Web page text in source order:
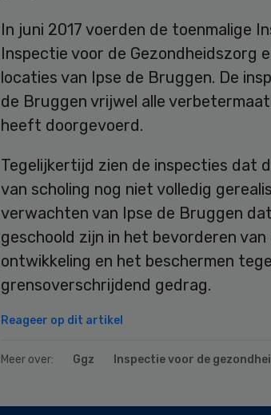
In juni 2017 voerden de toenmalige
Inspectie voor de Gezondheidszorg
locaties van Ipse de Bruggen. De
de Bruggen vrijwel alle
heeft doorgevoerd.
Tegelijkertijd zien de inspecties dat
van scholing nog niet volledig
verwachten van Ipse de Bruggen
geschoold zijn in het bevorderen
ontwikkeling en het beschermen
grensoverschrijdend gedrag.
Reageer op dit artikel
Meer over: Ggz Inspectie voor de